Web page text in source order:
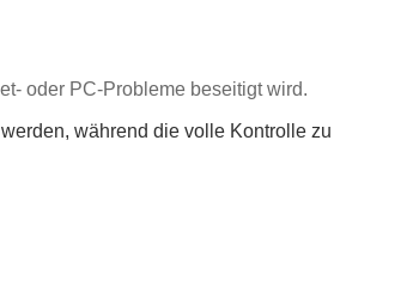
oder PC-Probleme beseitigt wird.
während die volle Kontrolle zu